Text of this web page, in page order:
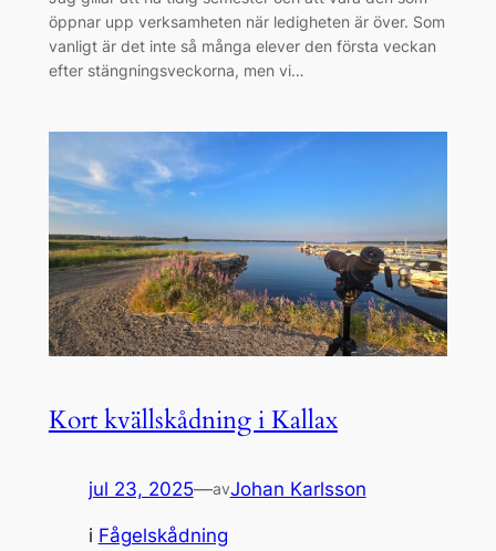
öppnar upp verksamheten när ledigheten är över. Som
vanligt är det inte så många elever den första veckan
efter stängningsveckorna, men vi…
Kort kvällskådning i Kallax
jul 23, 2025—avJohan Karlsson
i Fågelskådning